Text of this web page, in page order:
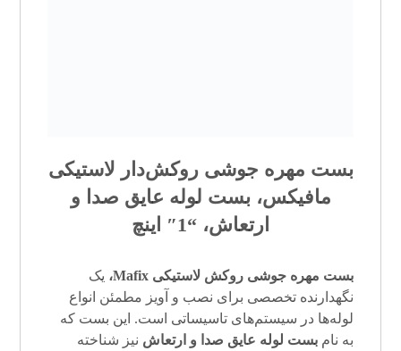
بست مهره جوشیروکش‌دار لاستیکی
مافیکس، بست لوله عایق صدا و
ارتعاش، “1″ اینچ
بست مهره جوشی روکش لاستیکی Mafix،
یک
نگهدارنده تخصصی برای نصب و آویز مطمئن انواع
لوله‌ها در سیستم‌های تاسیساتی است. این بست که
به نامبست لوله عایق صدا و ارتعاش نیز شناخته